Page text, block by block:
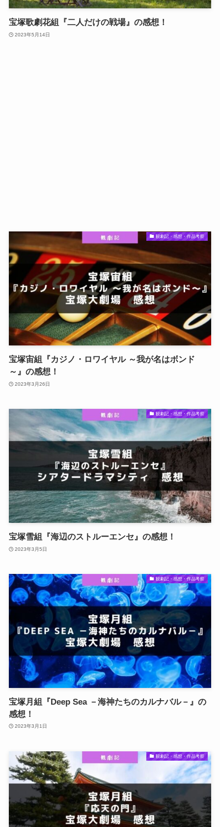
宝塚歌劇花組『二人だけの戦場』の感想！
2023年5月14日
観劇記・感想・作品考察
宝塚宙組『カジノ・ロワイヤル ～我が名はボンド
～』の感想！
2023年3月26日
観劇記・感想・作品考察
宝塚雪組『海辺のストルーエンセ』の感想！
2023年3月5日
観劇記・感想・作品考察
宝塚月組『Deep Sea －海神たちのカルナバル－』の
感想！
2023年3月1日
観劇記・感想・作品考察